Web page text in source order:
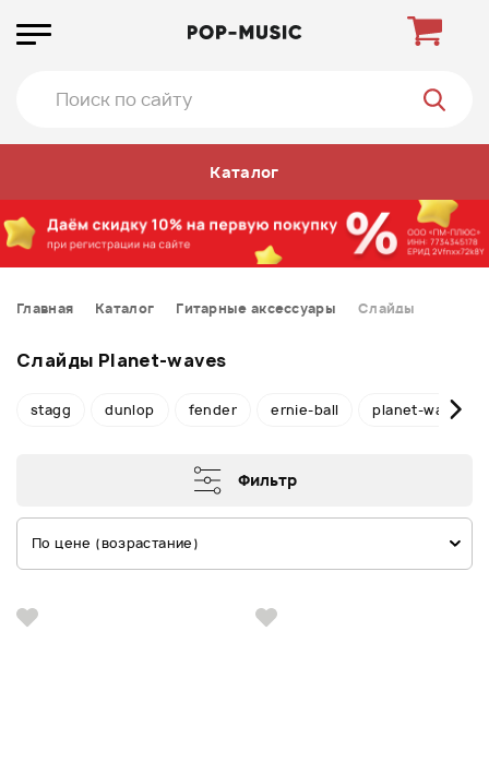
Каталог
Главная Каталог Гитарные аксессуары Слайды
Слайды Planet-waves
stagg dunlop fender ernie-ball planet-waves
Фильтр
По цене (возрастание)